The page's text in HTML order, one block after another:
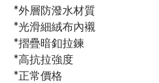
*外層防潑水材質
*光滑細絨布內襯
*摺疊暗釦拉鍊
*高抗拉強度
*正常價格